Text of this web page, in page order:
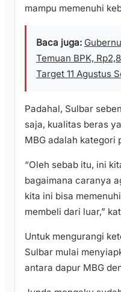
mampu memenuhi
Baca juga:
Temuan BPK,
Target 11 Agustus
Padahal, Sulbar
saja, kualitas beras
MBG adalah kategori
“Oleh sebab itu, ini
bagaimana caranya
kita ini bisa
membeli dari luar,”
Untuk mengurangi
Sulbar mulai
antara dapur MBG